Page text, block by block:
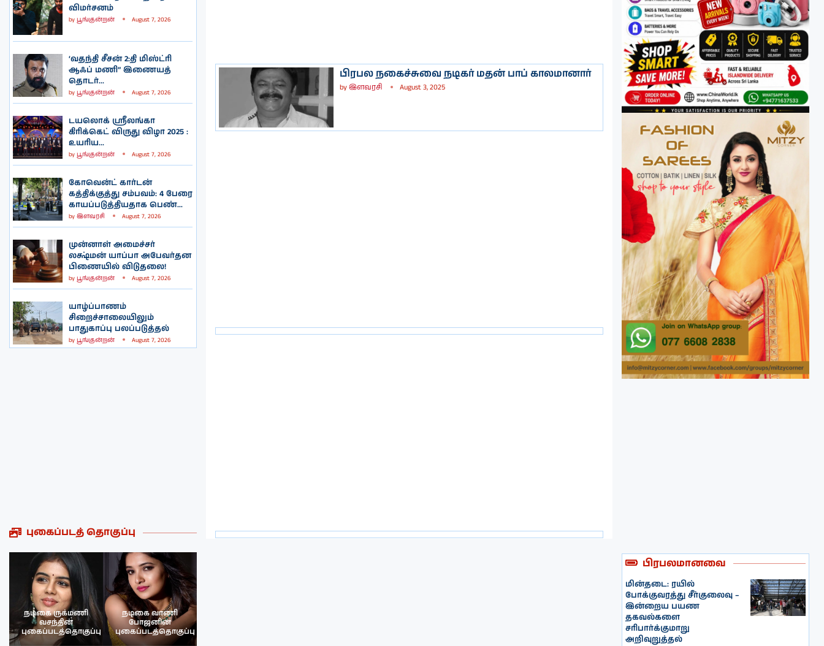
விமர்சனம்
by பூங்குன்றன் August 7, 2026
‘வதந்தி சீசன் 2:தி மிஸ்ட்ரி
ஆஃப் மணி” இணையத்
தொடர்...
by பூங்குன்றன் August 7, 2026
டயலொக் ஸ்ரீலங்கா
கிரிக்கெட் விருது விழா 2025 :
உயரிய...
by பூங்குன்றன் August 7, 2026
கோவென்ட் கார்டன்
கத்திக்குத்து சம்பவம்: 4 பேரை
காயப்படுத்தியதாக பெண்...
by இளவரசி August 7, 2026
முன்னாள் அமைச்சர்
லக்ஷ்மன் யாப்பா அபேவர்தன
பிணையில் விடுதலை!
by பூங்குன்றன் August 7, 2026
யாழ்ப்பாணம்
சிறைச்சாலையிலும்
பாதுகாப்பு பலப்படுத்தல்
by பூங்குன்றன் August 7, 2026
புகைப்படத் தொகுப்பு
நடிகை ருக்மணி
வசந்தின்
புகைப்படத்தொகுப்பு
நடிகை வாணி
போஜனின்
புகைப்படத்தொகுப்பு
பிரபல நகைச்சுவை நடிகர் மதன் பாப் காலமானார்
byஇளவரசி August 3, 2025
பிரபலமானவை
மின்தடை: ரயில்
போக்குவரத்து சீர்குலைவு –
இன்றைய பயண
தகவல்களை
சரிபார்க்குமாறு
அறிவுறுத்தல்